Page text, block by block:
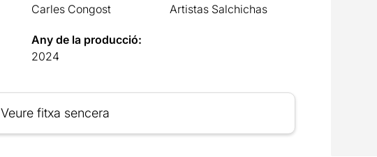
Carles Congost
Artistas Salchichas
Any de la producció:
2024
Veure fitxa sencera